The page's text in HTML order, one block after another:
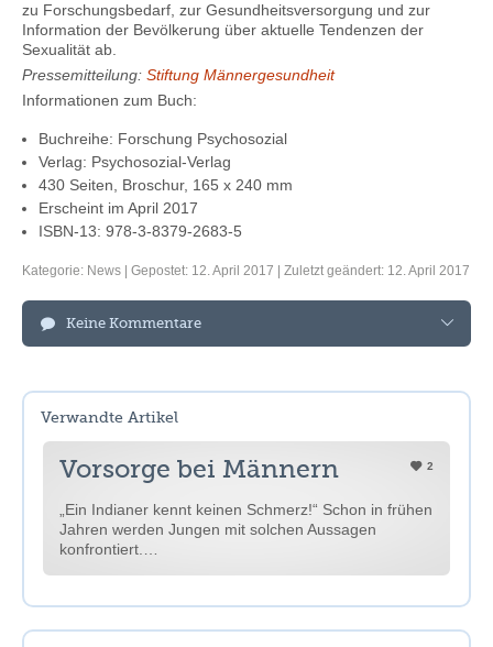
zu Forschungsbedarf, zur Gesundheitsversorgung und zur
Information der Bevölkerung über aktuelle Tendenzen der
Sexualität ab.
Pressemitteilung: Stiftung Männergesundheit
Informationen zum Buch:
Buchreihe: Forschung Psychosozial
Verlag: Psychosozial-Verlag
430 Seiten, Broschur, 165 x 240 mm
Erscheint im April 2017
ISBN-13: 978-3-8379-2683-5
Kategorie: News | Gepostet: 12. April 2017 | Zuletzt geändert: 12. April 2017
Keine Kommentare
Verwandte Artikel
Vorsorge bei Männern 2
„Ein Indianer kennt keinen Schmerz!“ Schon in frühen
Jahren werden Jungen mit solchen Aussagen
konfrontiert.…